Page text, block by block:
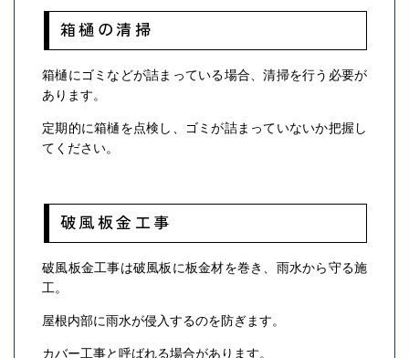
箱樋の清掃
箱樋にゴミなどが詰まっている場合、清掃を行う必要が
あります。
定期的に箱樋を点検し、ゴミが詰まっていないか把握し
てください。
破風板金工事
破風板金工事は破風板に板金材を巻き、雨水から守る施
工。
屋根内部に雨水が侵入するのを防ぎます。
カバー工事と呼ばれる場合があります。